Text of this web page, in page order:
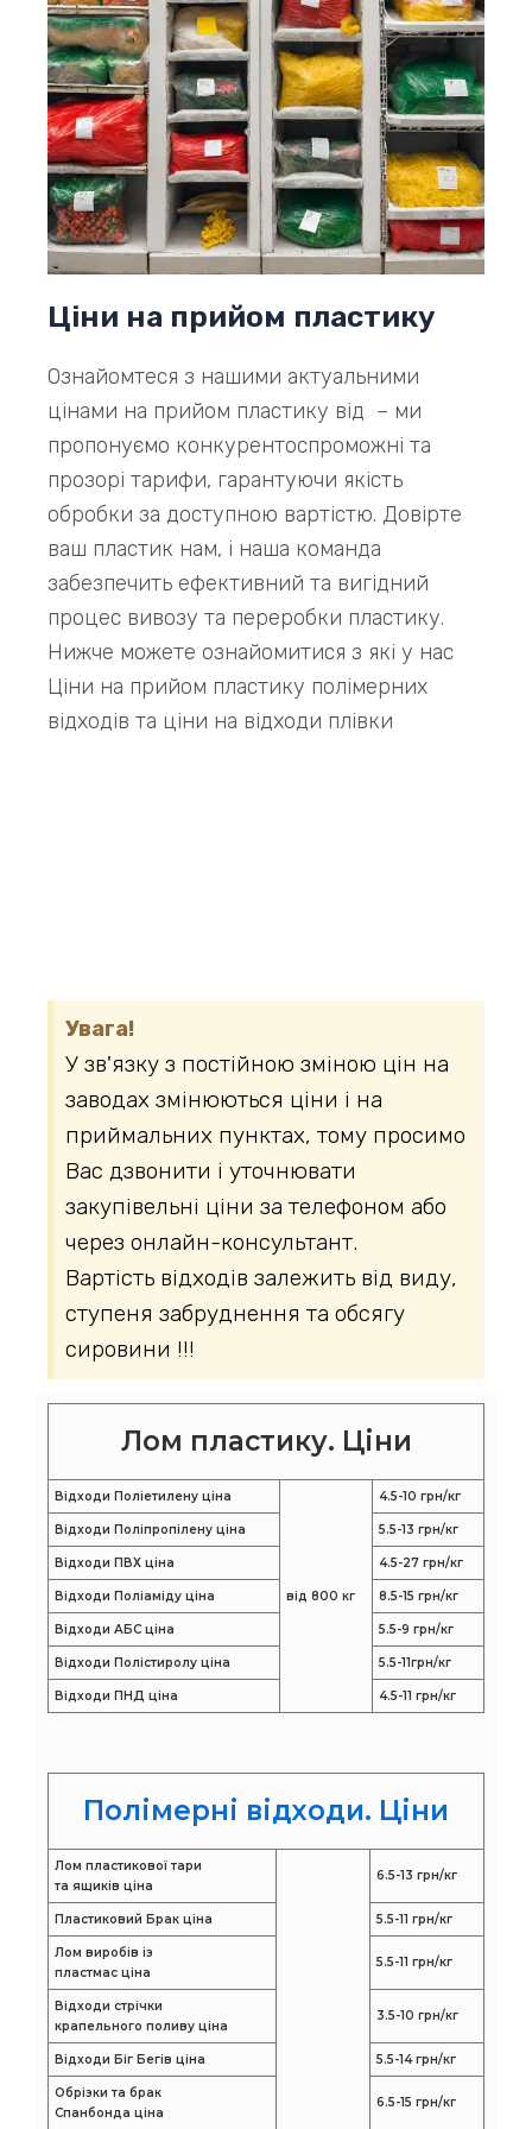
Ціни на прийом пластику
Ознайомтеся з нашими актуальними
цінами на прийом пластику від – ми
пропонуємо конкурентоспроможні та
прозорі тарифи, гарантуючи якість
обробки за доступною вартістю. Довірте
ваш пластик нам, і наша команда
забезпечить ефективний та вигідний
процес вивозу та переробки пластику.
Нижче можете ознайомитися з які у нас
Ціни на прийом пластику полімерних
відходів та ціни на відходи плівки
Увага!
У зв'язку з постійною зміною цін на
заводах змінюються ціни і на
приймальних пунктах, тому просимо
Вас дзвонити і уточнювати
закупівельні ціни за телефоном або
через онлайн-консультант.
Вартість відходів залежить від виду,
ступеня забруднення та обсягу
сировини !!!
Лом пластику. Ціни
Відходи Поліетилену ціна
від 800 кг
4.5-10 грн/кг
Відходи Поліпропілену ціна 5.5-13 грн/кг
Відходи ПВХ ціна 4.5-27 грн/кг
Відходи Поліаміду ціна 8.5-15 грн/кг
Відходи АБС ціна 5.5-9 грн/кг
Відходи Полістиролу ціна 5.5-11грн/кг
Відходи ПНД ціна 4.5-11 грн/кг
Полімерні відходи. Ціни
Лом пластикової тари
та ящиків ціна
6.5-13 грн/кг
Пластиковий Брак ціна 5.5-11 грн/кг
Лом виробів із
пластмас ціна
5.5-11 грн/кг
Відходи стрічки
крапельного поливу ціна
3.5-10 грн/кг
Відходи Біг Бегів ціна 5.5-14 грн/кг
Обрізки та брак
Спанбонда ціна
6.5-15 грн/кг